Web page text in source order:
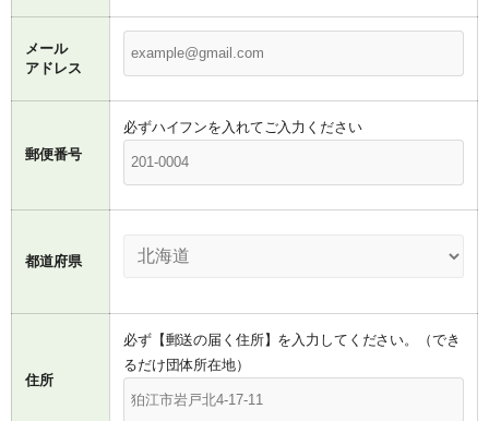
メール
アドレス
郵便番号
必ずハイフンを入れてご入力ください
都道府県
住所
必ず【郵送の届く住所】を入力してください。（でき
るだけ団体所在地）